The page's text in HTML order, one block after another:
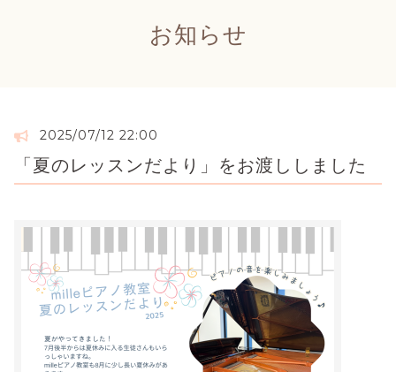
お知らせ
2025/07/12 22:00
「夏のレッスンだより」をお渡ししました